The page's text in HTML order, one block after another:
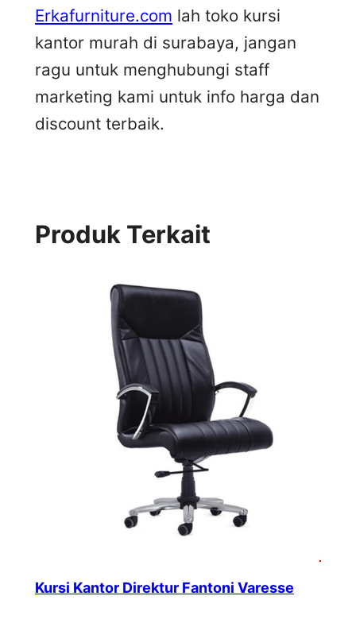
Erkafurniture.com lah toko kursi
kantor murah di surabaya, jangan
ragu untuk menghubungi staff
marketing kami untuk info harga dan
discount terbaik.
Produk Terkait
Kursi Kantor Direktur Fantoni Varesse